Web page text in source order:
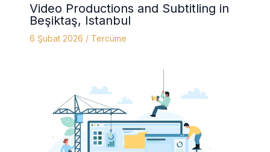
Video Productions and Subtitling in
Beşiktaş, Istanbul
6 Şubat 2026 / Tercüme